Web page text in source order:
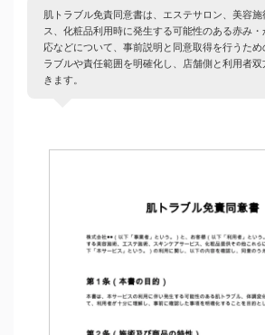
肌トラブル免責同意書は、エステサロン、美容
ス、化粧品利用時に発生する可能性のある赤み
応などについて、事前説明と同意取得を行うた
ラブルや責任範囲を明確化し、店舗側と利用者
きます。